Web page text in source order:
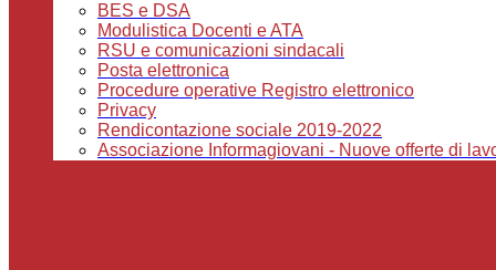
BES e DSA
Modulistica Docenti e ATA
RSU e comunicazioni sindacali
Posta elettronica
Procedure operative Registro elettronico
Privacy
Rendicontazione sociale 2019-2022
Associazione Informagiovani - Nuove offerte di